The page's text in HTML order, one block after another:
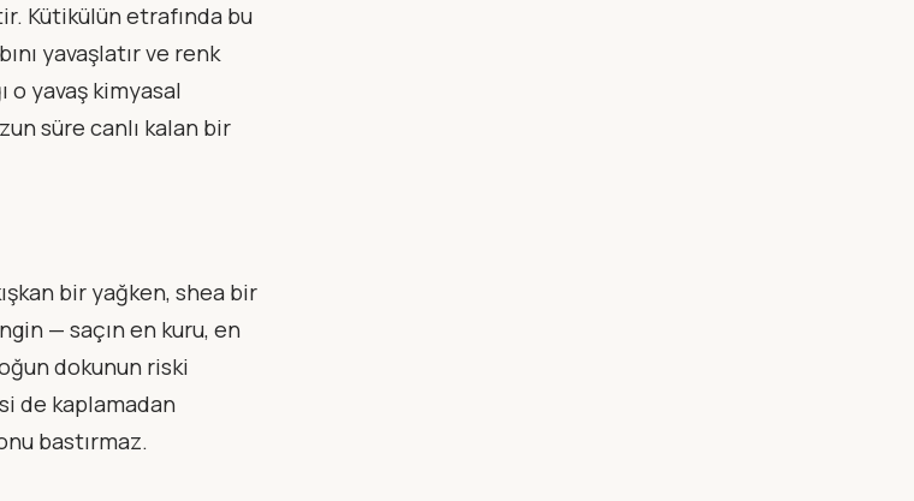
Kütikülün etrafında bu
yavaşlatır ve renk
o yavaş kimyasal
süre canlı kalan bir
bir yağken, shea bir
— saçın en kuru, en
dokunun riski
de kaplamadan
bastırmaz.